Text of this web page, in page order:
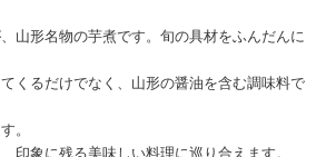
山形名物の芋煮です。旬の具材をふんだんに
くるだけでなく、山形の醤油を含む調味料で
。
印象に残る美味しい料理に巡り合えます。